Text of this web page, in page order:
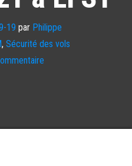
19 par Philippe
, Sécurité des vols